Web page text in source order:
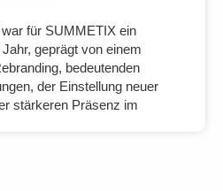
für SUMMETIX ein
geprägt von einem
bedeutenden
der Einstellung neuer
stärkeren Präsenz im